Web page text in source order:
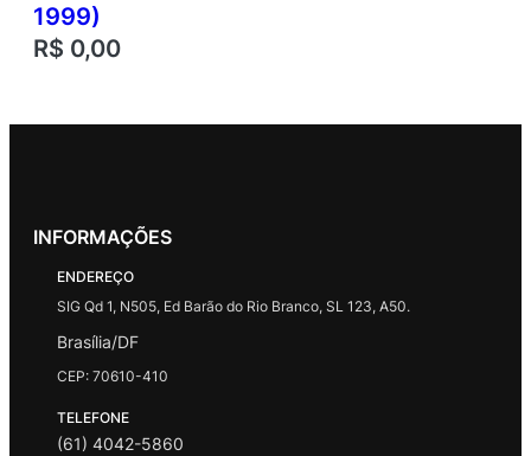
1999)
R$ 0,00
INFORMAÇÕES
ENDEREÇO
SIG Qd 1, N505, Ed Barão do Rio Branco, SL 123, A50.
Brasília/DF
CEP: 70610-410
TELEFONE
(61) 4042-5860